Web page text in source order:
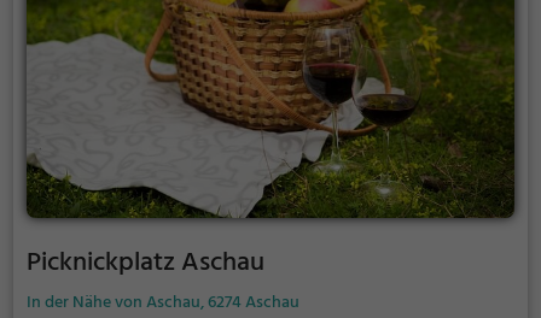
Picknickplatz Aschau
In der Nähe von Aschau, 6274 Aschau